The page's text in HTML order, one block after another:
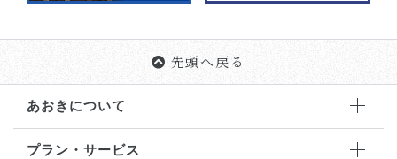
先頭へ戻る
あおきについて
プラン・サービス